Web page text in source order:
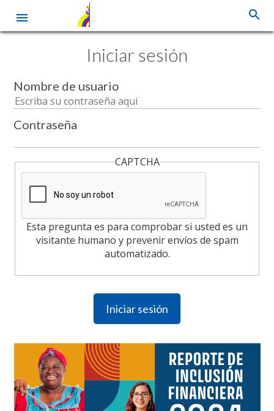
Pasar
Iniciar sesión
Nombre de usuario
Contraseña
CAPTCHA
Esta pregunta es para comprobar si usted es un
visitante humano y prevenir envíos de spam
automatizado.
Iniciar sesión